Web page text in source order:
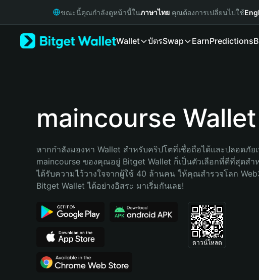
Русский
Bahasa Indonesia
Português (Brasil)
ขณะนี้คุณกำลังดูหน้านี้ในภาษาไทย คุณต้องการเปลี่ยนไปใช้
Wallet บัตรSwap EarnPredictions
maincourse Wallet
หากกำลังมองหา Wallet สำหรับคริปโตที่เชื่อถือได้และปลอดภัย
maincourse ของคุณอยู่ Bitget Wallet ก็เป็นตัวเลือกที่ดีที่สุดส
ได้รับความไว้วางใจจากผู้ใช้ 40 ล้านคน ให้คุณสำรวจโลก
Bitget Wallet ได้อย่างอิสระ มาเริ่มกันเลย!
ดาวน์โหลด